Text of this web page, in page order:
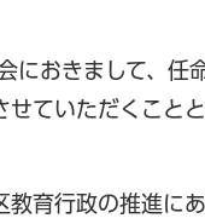
おきまして、任
ていただくこと
育行政の推進に